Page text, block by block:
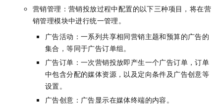
营销管理：营销投放过程中配置的以下三种项目，将在营
销管理模块中进行统一管理。
广告活动：一系列共享相同营销主题和预算的广告的
集合，等同于广告订单组。
广告订单：一次营销投放即产生一个广告订单，订单
中包含分配的媒体资源，以及定向条件及广告创意等
设置。
广告创意：广告显示在媒体终端的内容。